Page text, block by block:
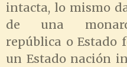
intacta, lo mismo
de una
república o Estado
un Estado nación